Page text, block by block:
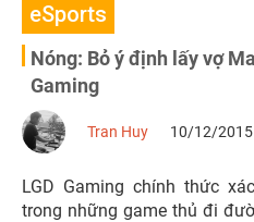
eSports
Nóng: Bỏ ý định lấy vợ
Gaming
Tran Huy 10/12/2015
LGD Gaming chính thức
trong những game thủ đi